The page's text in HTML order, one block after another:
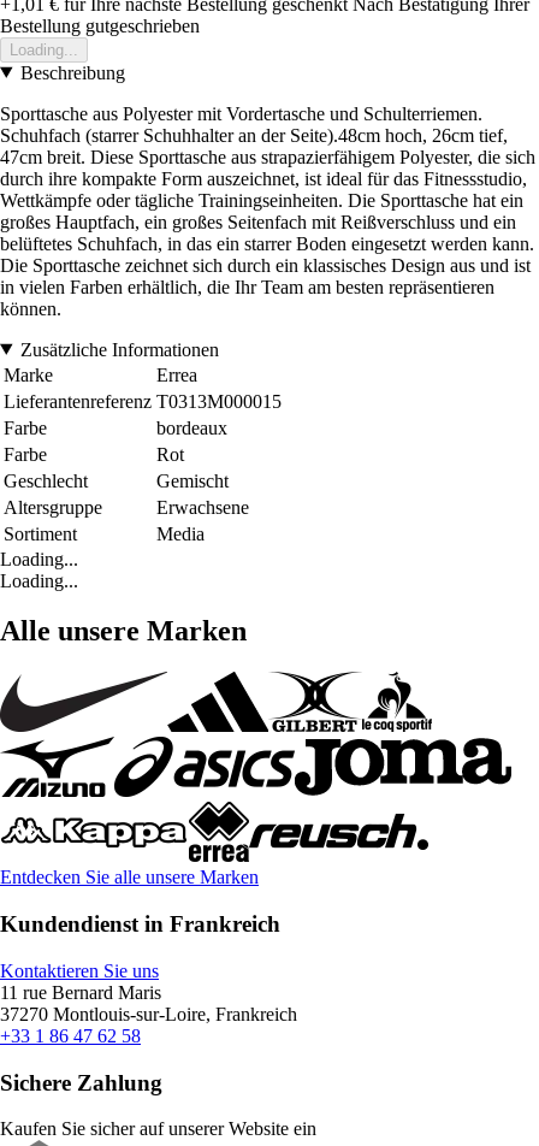
Bestellung gutgeschrieben
Loading...
Beschreibung
Sporttasche aus Polyester mit Vordertasche und Schulterriemen.
Schuhfach (starrer Schuhhalter an der Seite).48cm hoch, 26cm tief,
47cm breit. Diese Sporttasche aus strapazierfähigem Polyester, die sich
durch ihre kompakte Form auszeichnet, ist ideal für das Fitnessstudio,
Wettkämpfe oder tägliche Trainingseinheiten. Die Sporttasche hat ein
großes Hauptfach, ein großes Seitenfach mit Reißverschluss und ein
belüftetes Schuhfach, in das ein starrer Boden eingesetzt werden kann.
Die Sporttasche zeichnet sich durch ein klassisches Design aus und ist
in vielen Farben erhältlich, die Ihr Team am besten repräsentieren
können.
Zusätzliche Informationen
Marke
Errea
Lieferantenreferenz T0313M000015
Farbe
bordeaux
Farbe
Rot
Geschlecht
Gemischt
Altersgruppe
Erwachsene
Sortiment
Media
Loading...
Loading...
Alle unsere Marken
Entdecken Sie alle unsere Marken
Kundendienst in Frankreich
Kontaktieren Sie uns
11 rue Bernard Maris
37270 Montlouis-sur-Loire, Frankreich
+33 1 86 47 62 58
Sichere Zahlung
Kaufen Sie sicher auf unserer Website ein